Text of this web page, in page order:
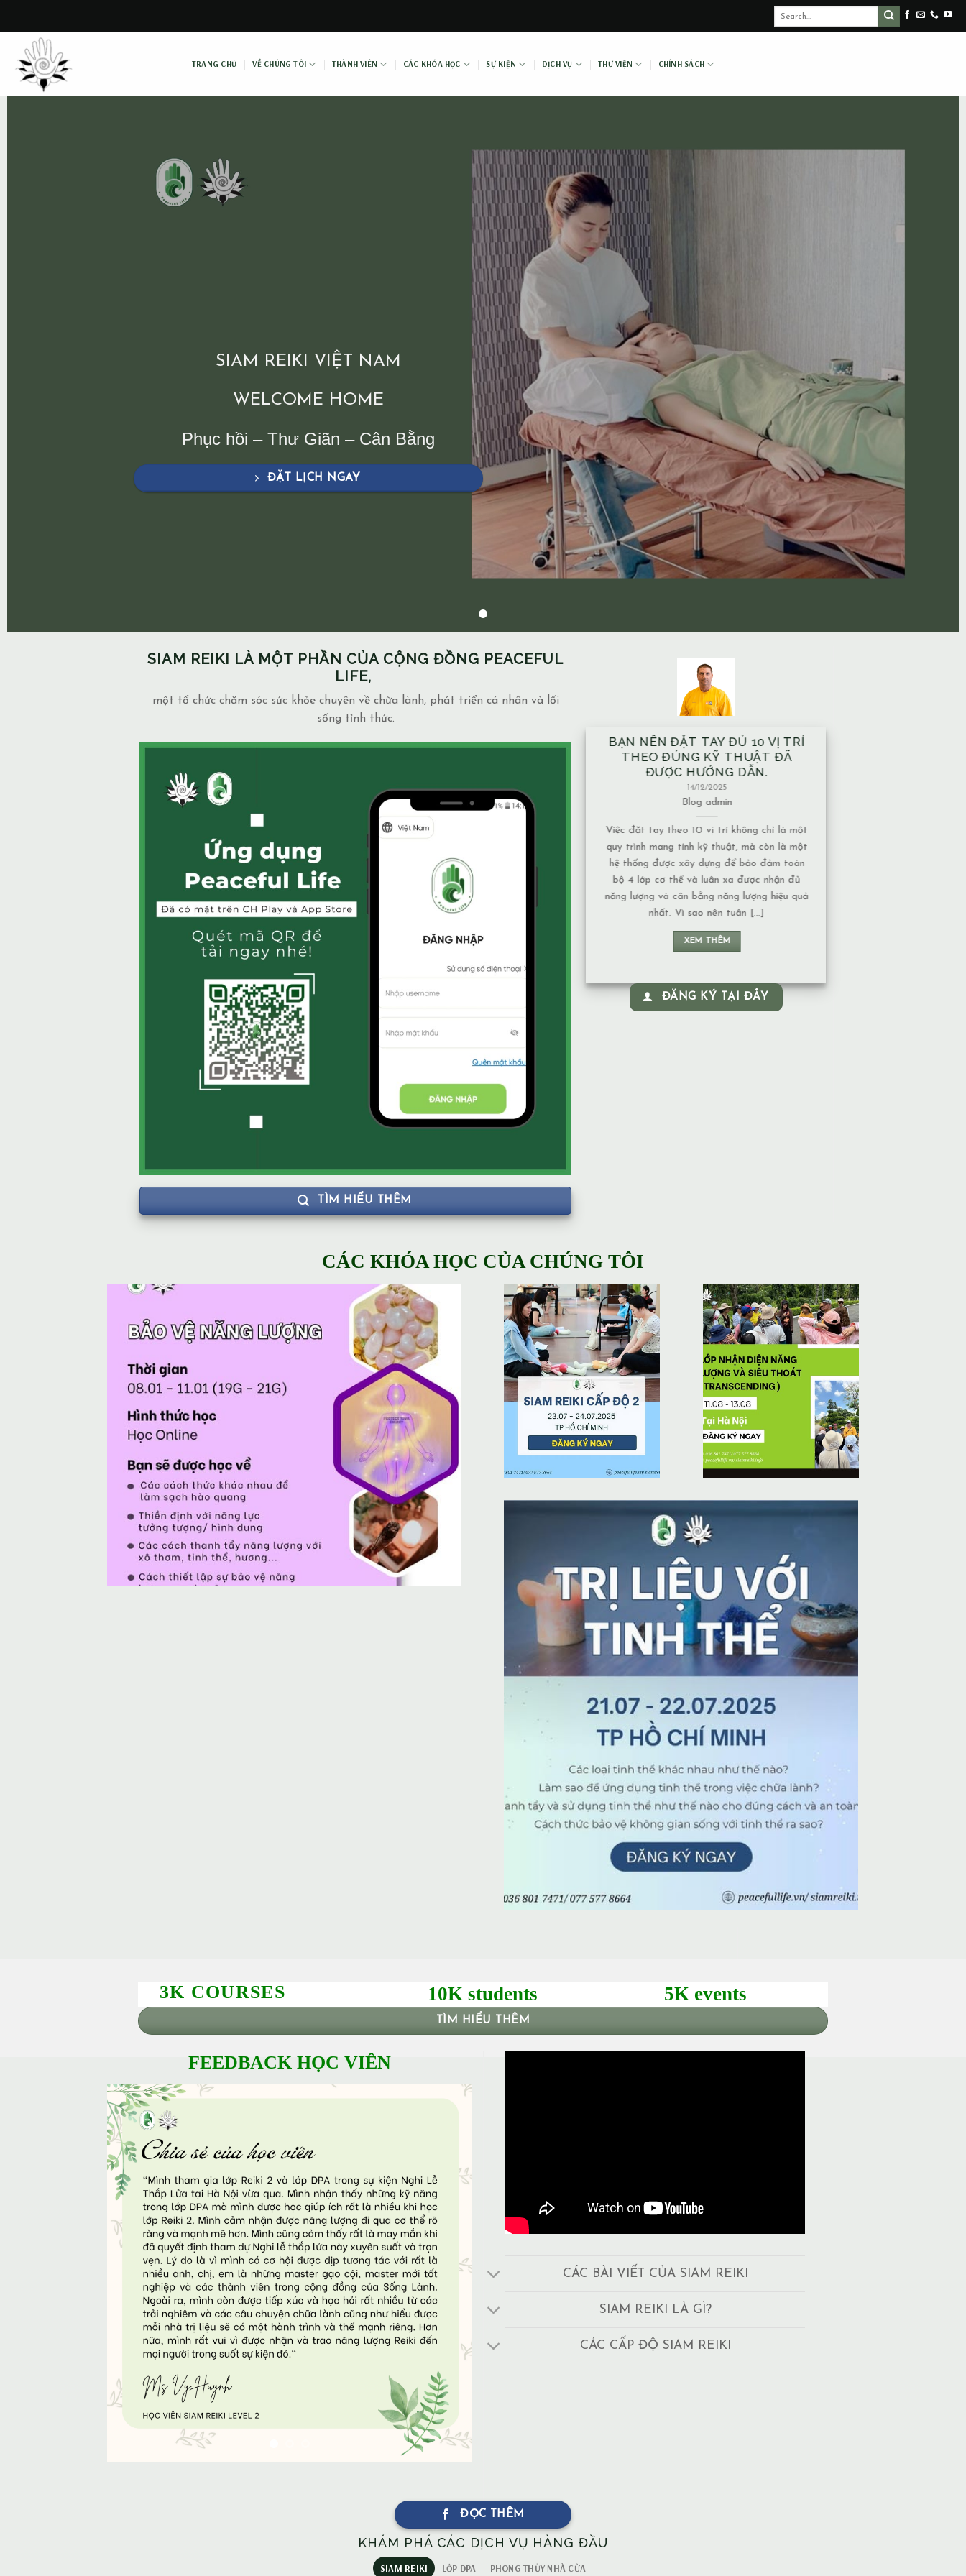
content
TRANG CHỦ VỀ CHÚNG TÔI THÀNH VIÊN CÁC KHÓA HỌC SỰ KIỆN DỊCH VỤ THƯ VIỆN CHÍNH SÁCH
SIAM REIKI VIỆT NAM
WELCOME HOME
Phục hồi – Thư Giãn – Cân Bằng
ĐẶT LỊCH NGAY
SIAM REIKI LÀ MỘT PHẦN CỦA CỘNG ĐỒNG PEACEFUL
LIFE,
một tổ chức chăm sóc sức khỏe chuyên về chữa lành, phát triển cá nhân và lối
sống tỉnh thức.
TÌM HIỂU THÊM
BẠN NÊN ĐẶT TAY ĐỦ 10 VỊ TRÍ
14/12/2025
Blogadmin
Việc đặt tay theo 10 vị trí không chỉ là một
hệ thống được xây dựng để bảo đảm toàn
bộ 4 lớp cơ thể và luân xa được nhận đủ
năng lượng và cân bằng năng lượng hiệu quả
nhất. Vì sao nên tuân [...]
XEM THÊM
NHÀ XÂY TRÊN MẠCH NƯỚC
NGẦM CÓ ẢNH HƯỞNG GÌ VỀ
MẶT NĂNG LƯỢNG KHÔNG?
13/12/2025
Blogadmin
Mạch nước ngầm có nhiều dạng khác nhau,
và mức độ ảnh hưởng về năng lượng cũng
phụ thuộc vào tính chất của nguồn nước: 1.
Nước chảy hay nước đọng – Nếu là nước
chảy, năng lượng thường chuyển động liên
tục nên không tạo ra ứ đọng. – Nếu là nước
đọng, lâu [...]
ĐĂNG KÝ TẠI ĐÂY
CÁC KHÓA HỌC CỦA CHÚNG TÔI
3K COURSES 10K students 5K events
TÌM HIỂU THÊM
FEEDBACK HỌC VIÊN
CÁC BÀI VIẾT CỦA SIAM REIKI
SIAM REIKI LÀ GÌ?
CÁC CẤP ĐỘ SIAM REIKI
ĐỌC THÊM
KHÁM PHÁ CÁC DỊCH VỤ HÀNG ĐẦU
SIAM REIKI